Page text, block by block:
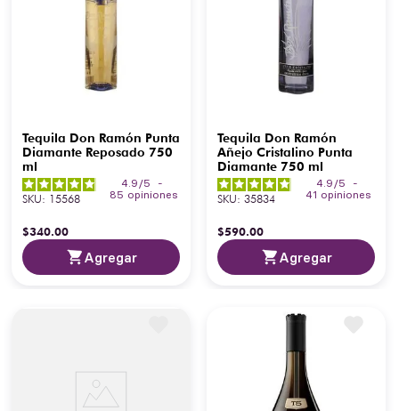
Tequila Don Ramón Punta
Diamante Reposado 750
ml
4.9 /5
-
85 opiniones
SKU: 15568
$340.00
Agregar
Tequila Don Ramón
Añejo Cristalino Punta
Diamante 750 ml
4.9 /5
-
41 opiniones
SKU: 35834
$590.00
Agregar